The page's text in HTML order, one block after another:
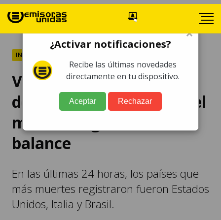
INTERNACIONALES
Van más de 65 millones
de casos de Covid-19 en el
mundo, según nuevo
balance
En las últimas 24 horas, los países que
más muertes registraron fueron Estados
Unidos, Italia y Brasil.
×
¿Activar notificaciones?
Recibe las últimas novedades
directamente en tu dispositivo.
Aceptar Rechazar